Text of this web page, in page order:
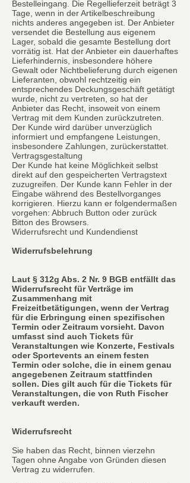
Bestelleingang. Die Regellieferzeit beträgt 3
Tage, wenn in der Artikelbeschreibung
nichts anderes angegeben ist. Der Anbieter
versendet die Bestellung aus eigenem
Lager, sobald die gesamte Bestellung dort
vorrätig ist. Hat der Anbieter ein dauerhaftes
Lieferhindernis, insbesondere höhere
Gewalt oder Nichtbelieferung durch eigenen
Lieferanten, obwohl rechtzeitig ein
entsprechendes Deckungsgeschäft getätigt
wurde, nicht zu vertreten, so hat der
Anbieter das Recht, insoweit von einem
Vertrag mit dem Kunden zurückzutreten.
Der Kunde wird darüber unverzüglich
informiert und empfangene Leistungen,
insbesondere Zahlungen, zurückerstattet.
Vertragsgestaltung
Der Kunde hat keine Möglichkeit selbst
direkt auf den gespeicherten Vertragstext
zuzugreifen. Der Kunde kann Fehler in der
Eingabe während des Bestellvorganges
korrigieren. Hierzu kann er folgendermaßen
vorgehen: Abbruch Button oder zurück
Bitton des Browsers.
Widerrufsrecht und Kundendienst
Widerrufsbelehrung
Laut § 312g Abs. 2 Nr. 9 BGB entfällt das
Widerrufsrecht für Verträge im
Zusammenhang mit
Freizeitbetätigungen, wenn der Vertrag
für die Erbringung einen spezifischen
Termin oder Zeitraum vorsieht. Davon
umfasst sind auch Tickets für
Veranstaltungen wie Konzerte, Festivals
oder Sportevents an einem festen
Termin oder solche, die in einem genau
angegebenen Zeitraum stattfinden
sollen. Dies gilt auch für die Tickets für
Veranstaltungen, die von Ruth Fischer
verkauft werden.
Widerrufsrecht
Sie haben das Recht, binnen vierzehn
Tagen ohne Angabe von Gründen diesen
Vertrag zu widerrufen.